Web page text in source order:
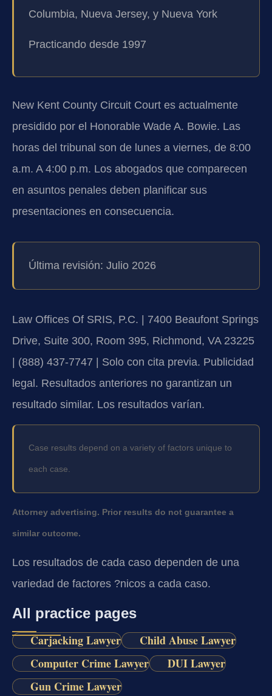
Columbia, Nueva Jersey, y Nueva York
Practicando desde 1997
New Kent County Circuit Court es actualmente
presidido por el Honorable Wade A. Bowie. Las
horas del tribunal son de lunes a viernes, de 8:00
a.m. A 4:00 p.m. Los abogados que comparecen
en asuntos penales deben planificar sus
presentaciones en consecuencia.
Última revisión: Julio 2026
Law Offices Of SRIS, P.C. | 7400 Beaufont Springs
Drive, Suite 300, Room 395, Richmond, VA 23225
| (888) 437-7747 | Solo con cita previa. Publicidad
legal. Resultados anteriores no garantizan un
resultado similar. Los resultados varían.
Case results depend on a variety of factors unique to
each case.
Attorney advertising. Prior results do not guarantee a
similar outcome.
Los resultados de cada caso dependen de una
variedad de factores ?nicos a cada caso.
All practice pages
Carjacking Lawyer
Child Abuse Lawyer
Computer Crime Lawyer
DUI Lawyer
Gun Crime Lawyer